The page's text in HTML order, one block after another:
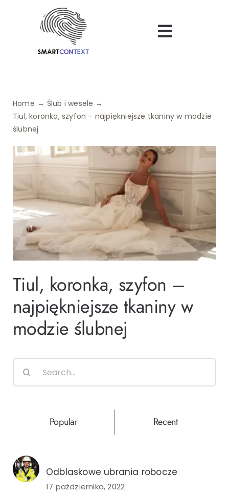
Toggle
Dietetyka
Finanse
Ślub i wesele
Wystrój wnętrz
Home
Ślub i wesele
Tiul, koronka, szyfon – najpiękniejsze tkaniny w modzie
ślubnej
Tiul, koronka, szyfon –
najpiękniejsze tkaniny w
modzie ślubnej
Popular Recent
Odblaskowe ubrania robocze
17 października, 2022